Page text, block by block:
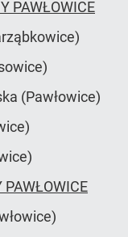
PAWŁOWICE
(Pawłowice)